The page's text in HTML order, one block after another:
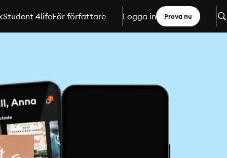
Student 4lifeFör författare Logga in Prova nu